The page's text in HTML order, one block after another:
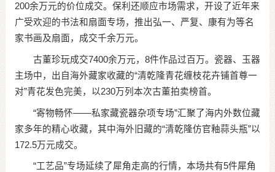
200余万元的价位成交。保利还顺应市场需求，开设了近年来
广受欢迎的书法和扇面专场，推出弘一、严复、康有为等名
家书画及扇面，成交千余万元。
古董珍玩成交7400余万元，8件作品过百万。瓷器、玉器
主场中，出自海外藏家收藏的“清乾隆青花缠枝花卉铺首尊一
对”青花发色完美，以230万列本次古董拍卖榜首。
“寄物畅怀——私家藏瓷器杂项专场”汇聚了海内外数位藏
家多年的精心收藏，其中海外旧藏的“清乾隆仿官釉蒜头瓶”以
172.5万元成交。
“工艺品”专场延续了犀角走高的行情，本场共有5件犀角